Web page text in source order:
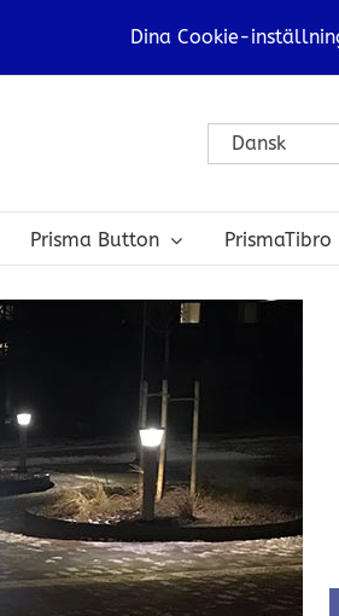
Dina Cookie-
Dansk
Prisma Button PrismaTibro